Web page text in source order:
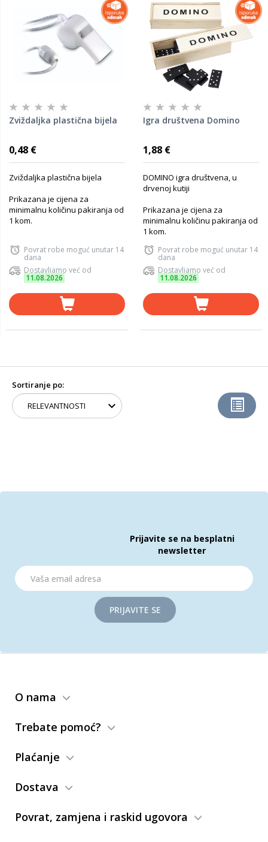
Zviždaljka plastična bijela
0,48 €
Zviždaljka plastična bijela
Prikazana je cijena za
minimalnu količinu pakiranja od
1 kom.
Povrat robe moguć unutar 14
dana
Dostavljamo već od
11.08.2026
Igra društvena Domino
1,88 €
DOMINO igra društvena, u
drvenoj kutiji
Prikazana je cijena za
minimalnu količinu pakiranja od
1 kom.
Povrat robe moguć unutar 14
dana
Dostavljamo već od
11.08.2026
Sortiranje po:
Prijavite se na besplatni
newsletter
PRIJAVITE SE
O nama
Trebate pomoć?
Plaćanje
Dostava
Povrat, zamjena i raskid ugovora